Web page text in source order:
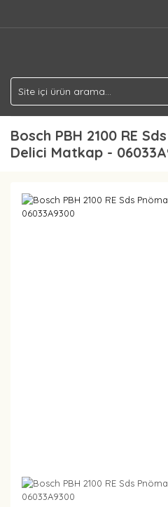
Bosch PBH 2100 RE
Delici Matkap -